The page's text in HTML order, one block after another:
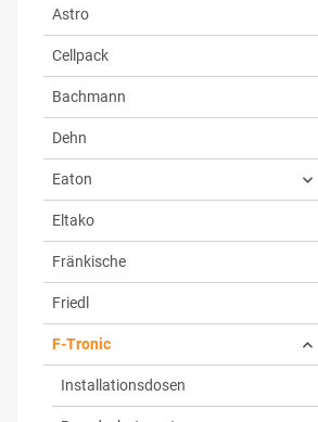
Astro
Cellpack
Bachmann
Dehn
Eaton
Eltako
Fränkische
Friedl
F-Tronic
Installationsdosen